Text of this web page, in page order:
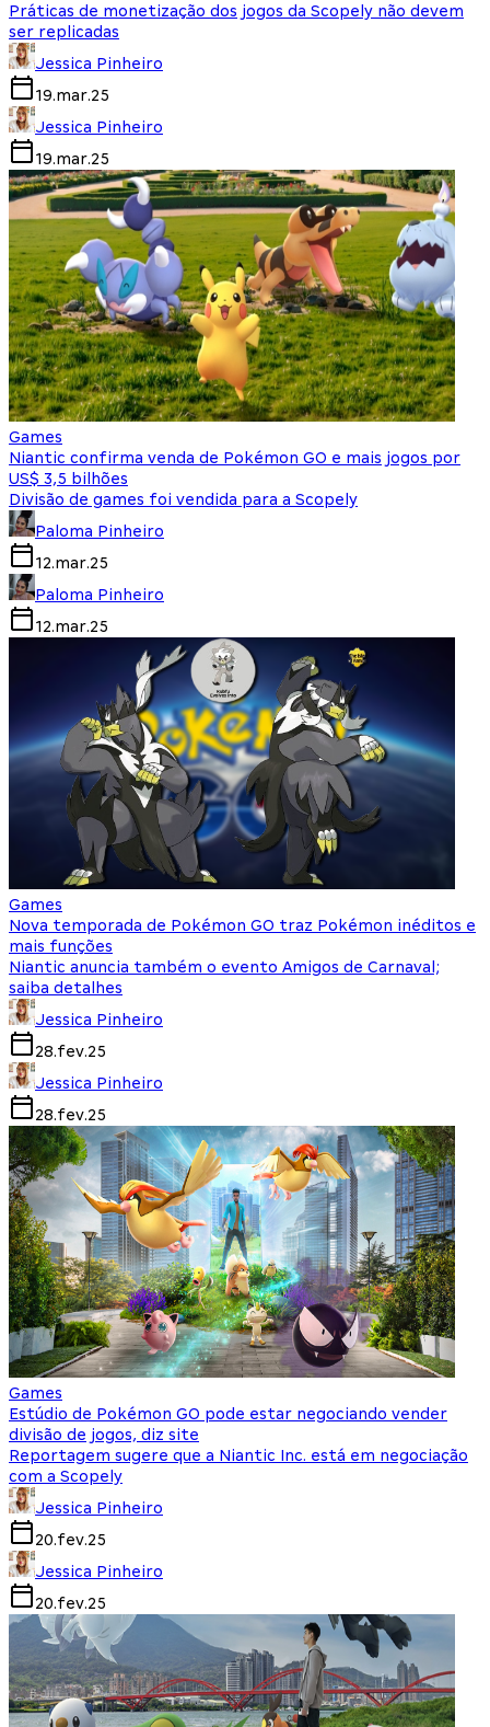
Práticas de monetização dos jogos da Scopely não devem
ser replicadas
Jessica Pinheiro
19.mar.25
Jessica Pinheiro
19.mar.25
Games
Niantic confirma venda de Pokémon GO e mais jogos por
US$ 3,5 bilhões
Divisão de games foi vendida para a Scopely
Paloma Pinheiro
12.mar.25
Paloma Pinheiro
12.mar.25
Games
Nova temporada de Pokémon GO traz Pokémon inéditos e
mais funções
Niantic anuncia também o evento Amigos de Carnaval;
saiba detalhes
Jessica Pinheiro
28.fev.25
Jessica Pinheiro
28.fev.25
Games
Estúdio de Pokémon GO pode estar negociando vender
divisão de jogos, diz site
Reportagem sugere que a Niantic Inc. está em negociação
com a Scopely
Jessica Pinheiro
20.fev.25
Jessica Pinheiro
20.fev.25